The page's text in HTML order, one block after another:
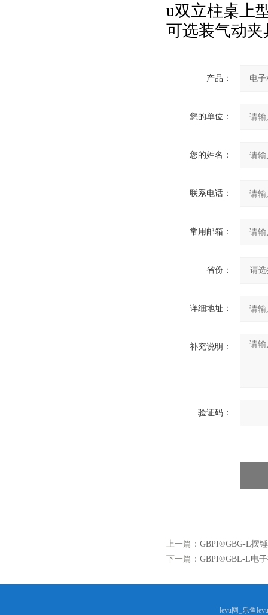
u双立柱桌上
可选装气动
产品：
您的单位：
您的姓名：
联系电话：
常用邮箱：
省份：
详细地址：
补充说明：
验证码：
上一篇： GBPI®GBG-L摆
下一篇： GBPI®GBL-L电
leyu网_乐鱼